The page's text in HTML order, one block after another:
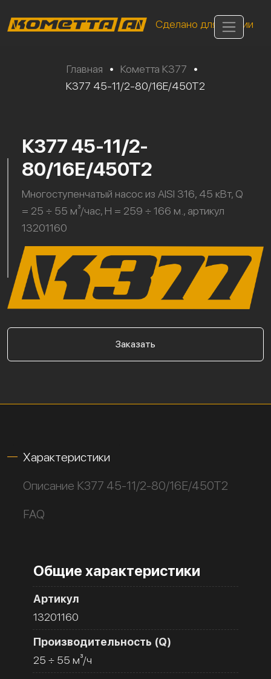
Сделано для России
Главная • Кометта К377
•
К377 45-11/2-80/16Е/450Т2
К377 45-11/2-
80/16Е/450Т2
Многоступенчатый насос из AISI 316, 45 кВт, Q
= 25 ÷ 55 м³/час, H = 259 ÷ 166 м., артикул
13201160
Заказать
Характеристики
Описание К377 45-11/2-80/16Е/450Т2
FAQ
Общие характеристики
Артикул
13201160
Производительность (Q)
25 ÷ 55 м³/ч